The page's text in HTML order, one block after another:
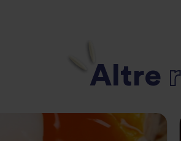
Altre